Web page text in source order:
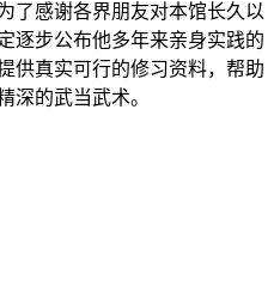
了感谢各界朋友对本馆长久以
逐步公布他多年来亲身实践的
供真实可行的修习资料，帮助
深的武当武术。